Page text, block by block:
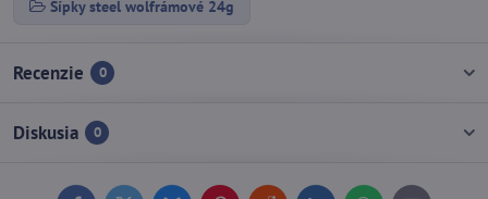
Šípky steel wolfrámové 24g
Recenzie 0
Diskusia 0